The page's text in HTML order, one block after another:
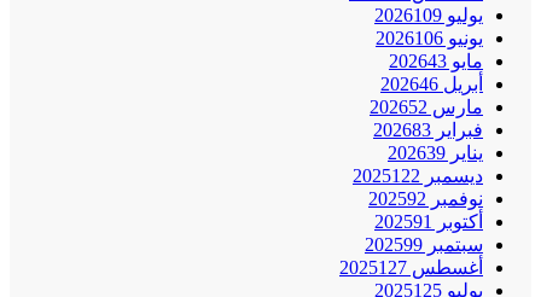
يوليو 2026 109
يونيو 2026 106
مايو 2026 43
أبريل 2026 46
مارس 2026 52
فبراير 2026 83
يناير 2026 39
ديسمبر 2025 122
نوفمبر 2025 92
أكتوبر 2025
91
سبتمبر 2025 99
أغسطس 2025 127
يوليو 2025 125